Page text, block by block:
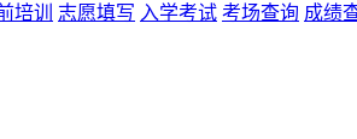
培训 志愿填写 入学考试 考场查询 成绩